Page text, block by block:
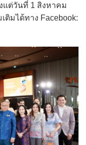
แต่วันที่ 1 สิงหาคม
ติมได้ทาง Facebook: